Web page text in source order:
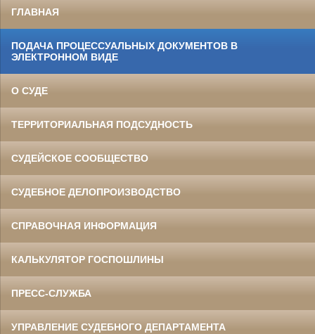
ГЛАВНАЯ
ПОДАЧА ПРОЦЕССУАЛЬНЫХ ДОКУМЕНТОВ В
ЭЛЕКТРОННОМ ВИДЕ
О СУДЕ
ТЕРРИТОРИАЛЬНАЯ ПОДСУДНОСТЬ
СУДЕЙСКОЕ СООБЩЕСТВО
СУДЕБНОЕ ДЕЛОПРОИЗВОДСТВО
СПРАВОЧНАЯ ИНФОРМАЦИЯ
КАЛЬКУЛЯТОР ГОСПОШЛИНЫ
ПРЕСС-СЛУЖБА
УПРАВЛЕНИЕ СУДЕБНОГО ДЕПАРТАМЕНТА